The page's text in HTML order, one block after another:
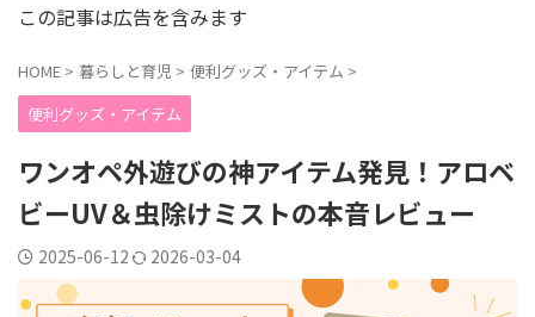
この記事は広告を含みます
HOME > 暮らしと育児 > 便利グッズ・アイテム >
便利グッズ・アイテム
ワンオペ外遊びの神アイテム発見！アロベ
ビーUV＆虫除けミストの本音レビュー
2025-06-12 2026-03-04